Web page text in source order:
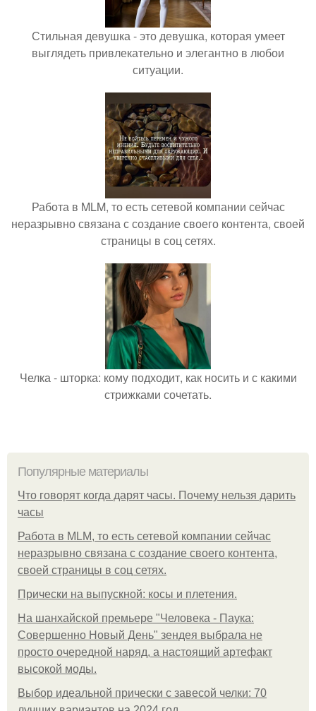
Стильная девушка - это девушка, которая умеет
выглядеть привлекательно и элегантно в любои
ситуации.
Работа в MLM, то есть сетевой компании сейчас
неразрывно связана с создание своего контента, своей
страницы в соц сетях.
Челка - шторка: кому подходит, как носить и с какими
стрижками сочетать.
Популярные материалы
Что говорят когда дарят часы. Почему нельзя дарить
часы
Работа в MLM, то есть сетевой компании сейчас
неразрывно связана с создание своего контента,
своей страницы в соц сетях.
Прически на выпускной: косы и плетения.
На шанхайской премьере "Человека - Паука:
Совершенно Новый День" зендея выбрала не
просто очередной наряд, а настоящий артефакт
высокой моды.
Выбор идеальной прически с завесой челки: 70